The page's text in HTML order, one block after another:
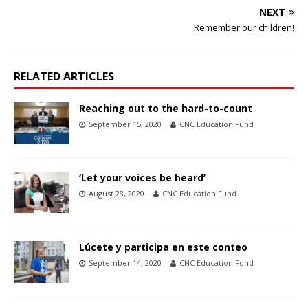
NEXT
Remember our children!
RELATED ARTICLES
Reaching out to the hard-to-count
September 15, 2020 CNC Education Fund
‘Let your voices be heard’
August 28, 2020 CNC Education Fund
Lúcete y participa en este conteo
September 14, 2020 CNC Education Fund